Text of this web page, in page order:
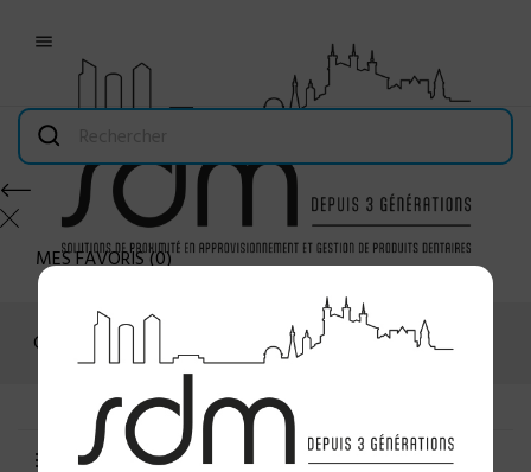

MES FAVORIS(0)
Connexion
MENU